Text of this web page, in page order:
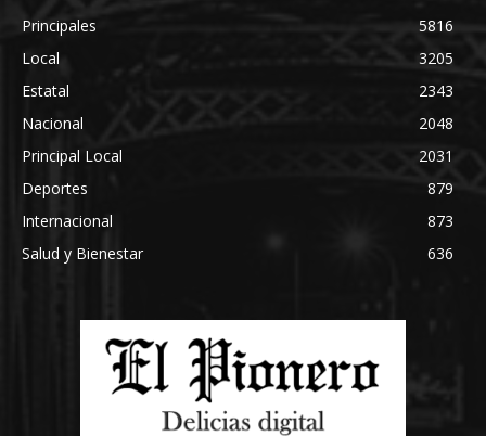
Principales
5816
Local
3205
Estatal
2343
Nacional
2048
Principal Local
2031
Deportes
879
Internacional
873
Salud y Bienestar
636